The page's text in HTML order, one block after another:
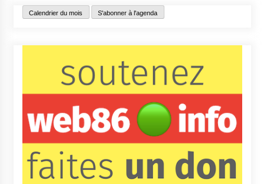
Calendrier du mois S'abonner à l'agenda